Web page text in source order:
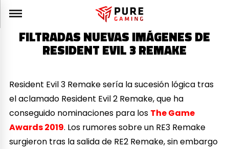
FILTRADAS NUEVAS IMÁGENES DE
RESIDENT EVIL 3 REMAKE
Resident Evil 3 Remake sería la sucesión lógica tras
el aclamado Resident Evil 2 Remake, que ha
conseguido nominaciones para los The Game
Awards 2019. Los rumores sobre un RE3 Remake
surgieron tras la salida de RE2 Remake, sin embargo